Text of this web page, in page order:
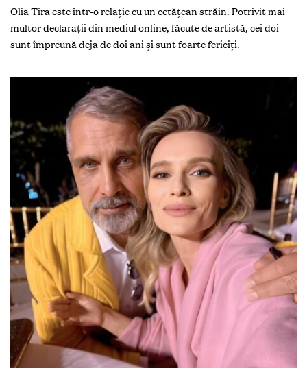
Olia Tira este într-o relație cu un cetățean străin. Potrivit mai
multor declarații din mediul online, făcute de artistă, cei doi
sunt împreună deja de doi ani și sunt foarte fericiți.